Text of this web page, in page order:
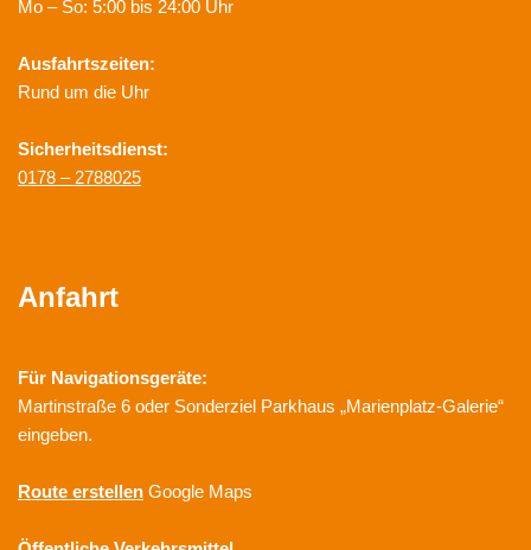
Mo – So: 5:00 bis 24:00 Uhr
Ausfahrtszeiten:
Rund um die Uhr
Sicherheitsdienst:
0178 – 2788025
Anfahrt
Für Navigationsgeräte:
Martinstraße 6 oder Sonderziel Parkhaus „Marienplatz-Galerie“
eingeben.
Route erstellen Google Maps